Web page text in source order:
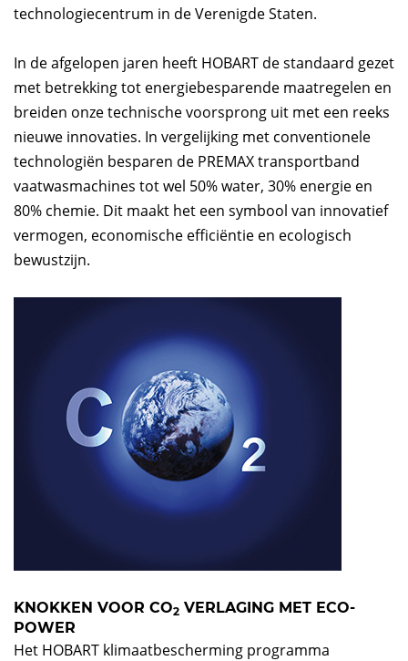
technologiecentrum in de Verenigde Staten.
In de afgelopen jaren heeft HOBART de standaard gezet
met betrekking tot energiebesparende maatregelen en
breiden onze technische voorsprong uit met een reeks
nieuwe innovaties. In vergelijking met conventionele
technologiën besparen de PREMAX transportband
vaatwasmachines tot wel 50% water, 30% energie en
80% chemie. Dit maakt het een symbool van innovatief
vermogen, economische efficiëntie en ecologisch
bewustzijn.
KNOKKEN VOOR CO2 VERLAGING MET ECO-
POWER
Het HOBART klimaatbescherming programma